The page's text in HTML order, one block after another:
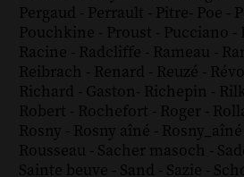
Pergaud - Perrault - Pitre- Poe -
Pouchkine - Proust - Pucciano -
Racine - Radcliffe - Rameau -
Reibrach - Renard - Reuzé -
Richard - Gaston- Richepin -
Robert - Rochefort - Roger -
Rosny - Rosny aîné - Rosny_aîné
Rousseau - Sacher masoch -
Sainte beuve - Sand - Sazie -